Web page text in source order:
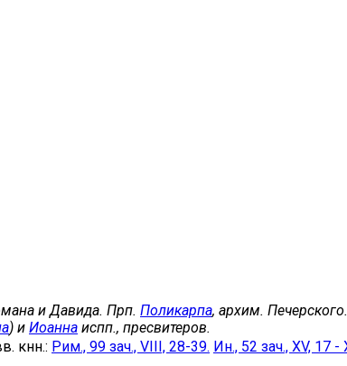
и Давида. Прп. Поликарпа, архим.
) и Иоанна испп., пресвитеров.
кнн.: Рим., 99 зач., VIII, 28-39. Ин., 52 зач., XV, 17 -